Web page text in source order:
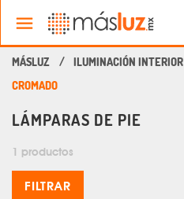
ILUMINACIÓN INTERIOR
CROMADO
LÁMPARAS DE PIE
1 productos
FILTRAR